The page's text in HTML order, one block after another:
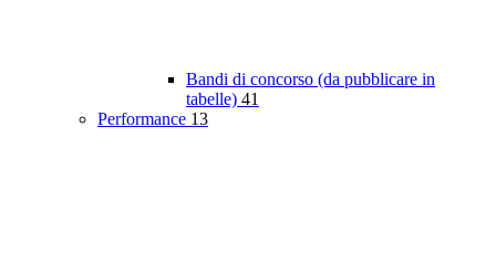
Bandi di concorso (da pubblicare in
tabelle) 41
Performance 13